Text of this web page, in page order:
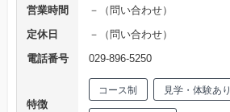
営業時間
－（問い合わせ）
定休日
－（問い合わせ）
電話番号
029-896-5250
特徴
コース制 見学・体験あり